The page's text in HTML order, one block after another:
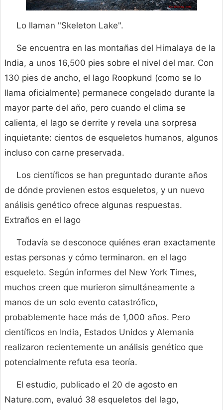
Lo llaman "Skeleton Lake".
Se encuentra en las montañas del Himalaya de la
India, a unos 16,500 pies sobre el nivel del mar. Con
130 pies de ancho, el lago Roopkund (como se lo
llama oficialmente) permanece congelado durante la
mayor parte del año, pero cuando el clima se
calienta, el lago se derrite y revela una sorpresa
inquietante: cientos de esqueletos humanos, algunos
incluso con carne preservada.
Los científicos se han preguntado durante años
de dónde provienen estos esqueletos, y un nuevo
análisis genético ofrece algunas respuestas.
Extraños en el lago
Todavía se desconoce quiénes eran exactamente
estas personas y cómo terminaron. en el lago
esqueleto. Según informes del New York Times,
muchos creen que murieron simultáneamente a
manos de un solo evento catastrófico,
probablemente hace más de 1,000 años. Pero
científicos en India, Estados Unidos y Alemania
realizaron recientemente un análisis genético que
potencialmente refuta esa teoría.
El estudio, publicado el 20 de agosto en
Nature.com, evaluó 38 esqueletos del lago,